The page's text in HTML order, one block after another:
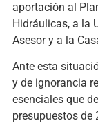
aportación al
Hidráulicas, a la
Asesor y a la
Ante esta
y de ignorancia
esenciales que
presupuestos de